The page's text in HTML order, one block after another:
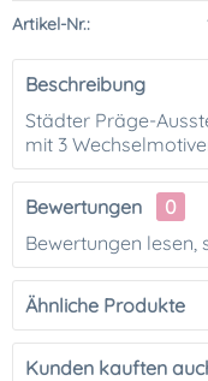
Artikel-Nr.:
Beschreibung
Städter Präge-
mit 3
Bewertungen
0
Bewertungen lesen,
Ähnliche Produkte
Kunden kauften